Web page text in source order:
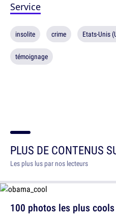
Service
insolite crime Etats-Unis
témoignage
PLUS DE CONTENUS
Les plus lus par nos lecteurs
100 photos les plus cools